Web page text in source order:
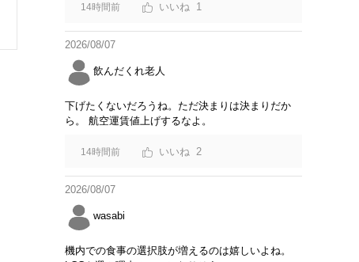
14時間前 1
2026/08/07
飲んだくれ老人
下げたくないだろうね。ただ決まりは決まりだか
ら。 航空運賃値上げするなよ。
14時間前 2
2026/08/07
wasabi
機内での食事の選択肢が増えるのは嬉しいよね。